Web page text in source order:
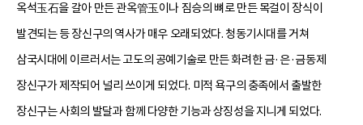
옥석玉石을 갈아 만든 관옥管玉이나 짐승의 뼈로 만든 목걸이 장식이
발견되는 등 장신구의 역사가 매우 오래되었다. 청동기시대를 거쳐
삼국시대에 이르러서는 고도의 공예기술로 만든 화려한 금·은·금동제
장신구가 제작되어 널리 쓰이게 되었다. 미적 욕구의 충족에서 출발한
장신구는 사회의 발달과 함께 다양한 기능과 상징성을 지니게 되었다.